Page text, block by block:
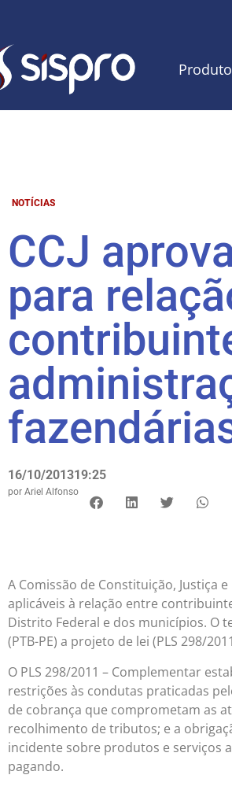
NOTÍCIAS
CCJ
para
16/10/201319:25
por Ariel Alfonso
A Comissão de Constituição, Justiça
aplicáveis à relação entre
Distrito Federal e dos municípios. O
(PTB-PE) a projeto de lei (PLS 298/
O PLS 298/2011 – Complementar
restrições às condutas praticadas
de cobrança que comprometam as
recolhimento de tributos; e a
incidente sobre produtos e serviços
pagando.